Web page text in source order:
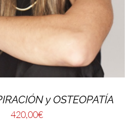
y OSTEOPATÍA
420,00€